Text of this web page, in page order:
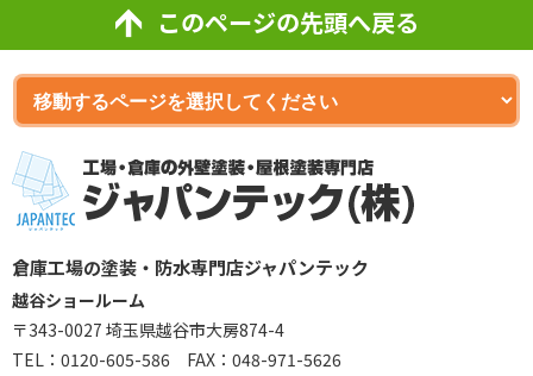
このページの先頭へ戻る
倉庫工場の塗装・防水専門店ジャパンテック
越谷ショールーム
〒343-0027 埼玉県越谷市大房874-4
TEL： 0120-605-586 FAX：048-971-5626